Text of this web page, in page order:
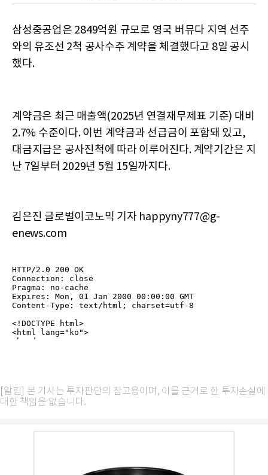
삼성중공업은 2849억원 규모로 영국 버뮤다 지역 선주
와의 유조선 2척 공사수주 계약을 체결했다고 8일 공시
했다.
계약금은 최근 매출액(2025년 연결재무제표 기준) 대비
2.7% 수준이다. 이번 계약금과 선급금이 포함돼 있고,
대금지급은 공사진척에 따라 이루어진다. 계약기간은 지
난 7일부터 2029년 5월 15일까지다.
김은진 글로벌이코노믹 기자 happyny777@g-
enews.com
[알림] 본 기사는 투자판단의 참고용이며, 이를 근거로 한 투자손실에
대한 책임은 없습니다.